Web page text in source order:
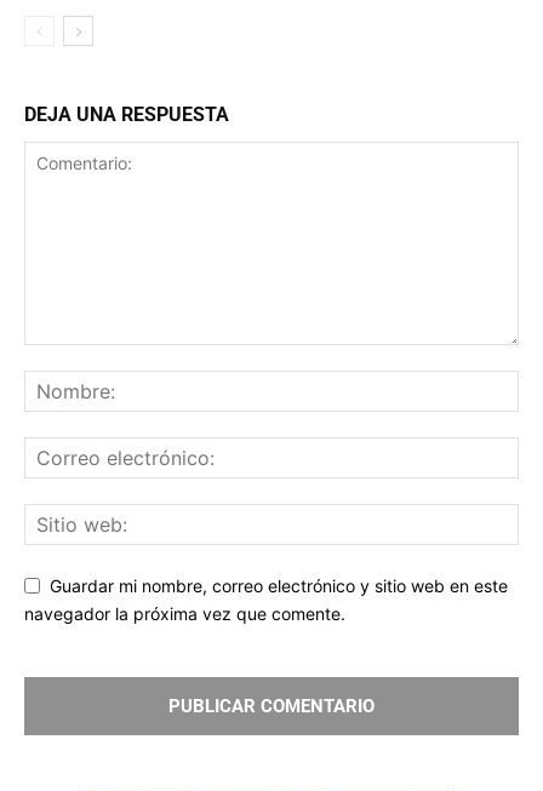
DEJA UNA RESPUESTA
Guardar mi nombre, correo electrónico y sitio web en este
navegador la próxima vez que comente.